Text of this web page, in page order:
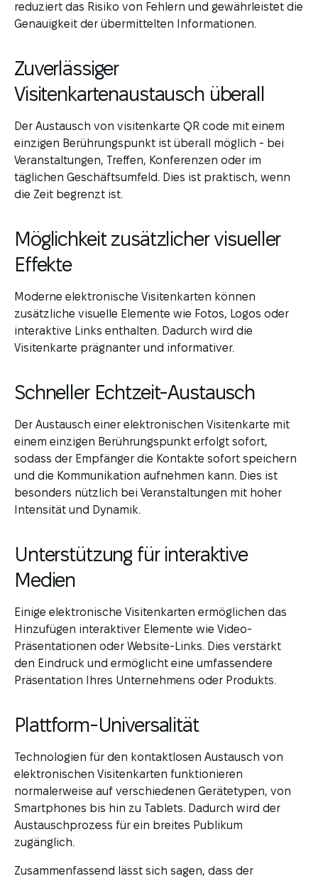
reduziert das Risiko von Fehlern und gewährleistet die
Genauigkeit der übermittelten Informationen.
Zuverlässiger
Visitenkartenaustausch überall
Der Austausch von visitenkarte QR code mit einem
einzigen Berührungspunkt ist überall möglich - bei
Veranstaltungen, Treffen, Konferenzen oder im
täglichen Geschäftsumfeld. Dies ist praktisch, wenn
die Zeit begrenzt ist.
Möglichkeit zusätzlicher visueller
Effekte
Moderne elektronische Visitenkarten können
zusätzliche visuelle Elemente wie Fotos, Logos oder
interaktive Links enthalten. Dadurch wird die
Visitenkarte prägnanter und informativer.
Schneller Echtzeit-Austausch
Der Austausch einer elektronischen Visitenkarte mit
einem einzigen Berührungspunkt erfolgt sofort,
sodass der Empfänger die Kontakte sofort speichern
und die Kommunikation aufnehmen kann. Dies ist
besonders nützlich bei Veranstaltungen mit hoher
Intensität und Dynamik.
Unterstützung für interaktive
Medien
Einige elektronische Visitenkarten ermöglichen das
Hinzufügen interaktiver Elemente wie Video-
Präsentationen oder Website-Links. Dies verstärkt
den Eindruck und ermöglicht eine umfassendere
Präsentation Ihres Unternehmens oder Produkts.
Plattform-Universalität
Technologien für den kontaktlosen Austausch von
elektronischen Visitenkarten funktionieren
normalerweise auf verschiedenen Gerätetypen, von
Smartphones bis hin zu Tablets. Dadurch wird der
Austauschprozess für ein breites Publikum
zugänglich.
Zusammenfassend lässt sich sagen, dass der